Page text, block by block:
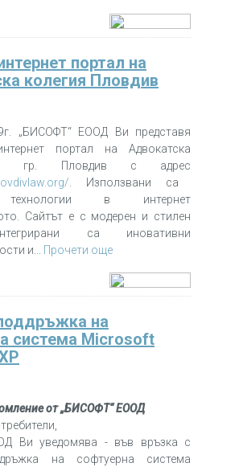
портал на
колегия Пловдив
„БИСОФТ“ ЕООД Ви представя
портал на Адвокатска
гр. Пловдив с адрес
. Използвани са
технологии в интернет
Сайтът е с модерен и стилен
са иновативни
и...
Прочети още
на
система Microsoft
от „БИСОФТ“ ЕООД
Ви уведомява - във връзка с
на софтуерна система